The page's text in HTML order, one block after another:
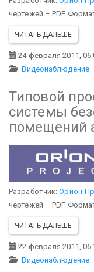
чертежей – PDF
ЧИТАТЬ ДАЛЬШЕ
24 февраля 2011,
Видеонаблюдение
Типовой
системы
помещений
Разработчик:Орион-
чертежей – PDF
ЧИТАТЬ ДАЛЬШЕ
22 февраля 2011,
Видеонаблюдение